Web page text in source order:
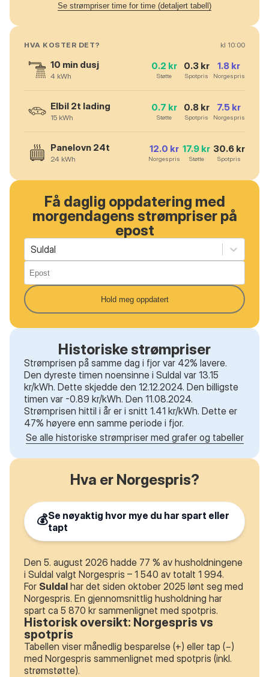
Se strømpriser time for time (detaljert tabell)
HVA KOSTER DET? kl 10:00
10 min dusj
4 kWh
0.2 kr
Støtte
0.3kr
Spotpris
1.8 kr
Norgespris
Elbil 2t lading
15 kWh
0.7 kr
Støtte
0.8kr
Spotpris
7.5 kr
Norgespris
Panelovn 24t
24 kWh
12.0 kr
Norgespris
17.9 kr
Støtte
30.6kr
Spotpris
Få daglig oppdatering med
morgendagens strømpriser på
epost
Suldal
Hold meg oppdatert
Historiske strømpriser
Strømprisen på samme dag i fjor var 42% lavere.
Den dyreste timen noensinne i Suldal var 13.15
kr/kWh. Dette skjedde den 12.12.2024. Den billigste
timen var -0.89 kr/kWh. Den 11.08.2024.
Strømprisen hittil i år er i snitt 1.41 kr/kWh. Dette er
47% høyere enn samme periode i fjor.
Se alle historiske strømpriser med grafer og tabeller
Hva er Norgespris?
💰Se nøyaktig hvor mye du har spart eller
tapt
Den 5. august 2026 hadde 77 % av husholdningene
i Suldal valgt Norgespris – 1 540 av totalt 1 994.
For Suldal har det siden oktober 2025 lønt seg med
Norgespris. En gjennomsnittlig husholdning har
spart ca 5 870 kr sammenlignet med spotpris.
Historisk oversikt: Norgespris vs
spotpris
Tabellen viser månedlig besparelse (+) eller tap (−)
med Norgespris sammenlignet med spotpris (inkl.
strømstøtte).